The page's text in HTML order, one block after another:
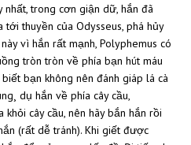
nhất, trong cơn giận dữ, hắn đã
thuyền của Odysseus, phá hủy
vì hắn rất mạnh, Polyphemus có
tròn tròn về phía bạn hút máu
bạn không nên đánh giáp lá cà
dụ hắn về phía cây cầu,
cây cầu, nên hãy bắn hắn rồi
(rất dễ tránh). Khi giết được